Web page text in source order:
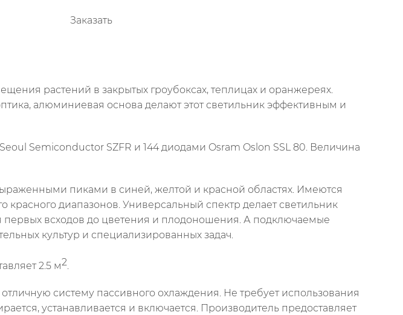
Заказать
растений в закрытых гроубоксах, теплицах и оранжереях.
алюминиевая основа делают этот светильник эффективным и
Semiconductor SZFR и 144 диодами Osram Oslon SSL 80. Величина
пиками в синей, желтой и красной областях. Имеются
диапазонов. Универсальный спектр делает светильник
всходов до цветения и плодоношения. А подключаемые
культур и специализированных задач.
2.5 м2.
систему пассивного охлаждения. Не требует использования
устанавливается и включается. Производитель предоставляет